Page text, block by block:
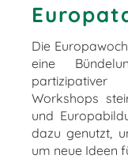
Die
eine
Workshops
und
dazu genutzt,
um neue Ideen